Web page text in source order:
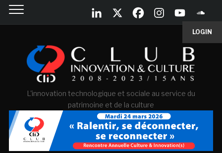
LOGIN
L'innovation technologique et sociale au service du
patrimoine et de la culture